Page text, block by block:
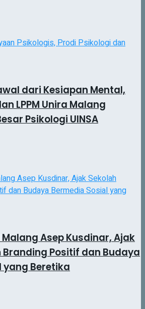
dari Kesiapan Mental,
LPPM Unira Malang
Psikologi UINSA
Asep Kusdinar, Ajak
Branding Positif dan Budaya
yang Beretika